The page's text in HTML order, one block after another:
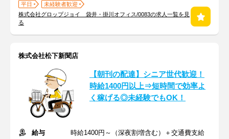
平日
未経験者歓迎
株式会社グロップジョイ 袋井・掛川オフィス/0083の求人一覧を見
る
株式会社松下新聞店
【朝刊の配達】シニア世代歓迎！
時給1400円以上⇒短時間で効率よ
く稼げる◎未経験でもOK！
給与
時給1400円～（深夜割増含む）＋交通費支給